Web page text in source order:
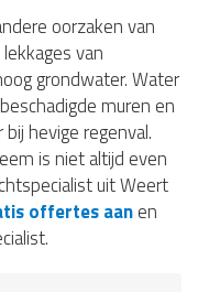
oorzaken van
van
grondwater. Water
muren en
hevige regenval.
is niet altijd even
uit Weert
offertes aanen